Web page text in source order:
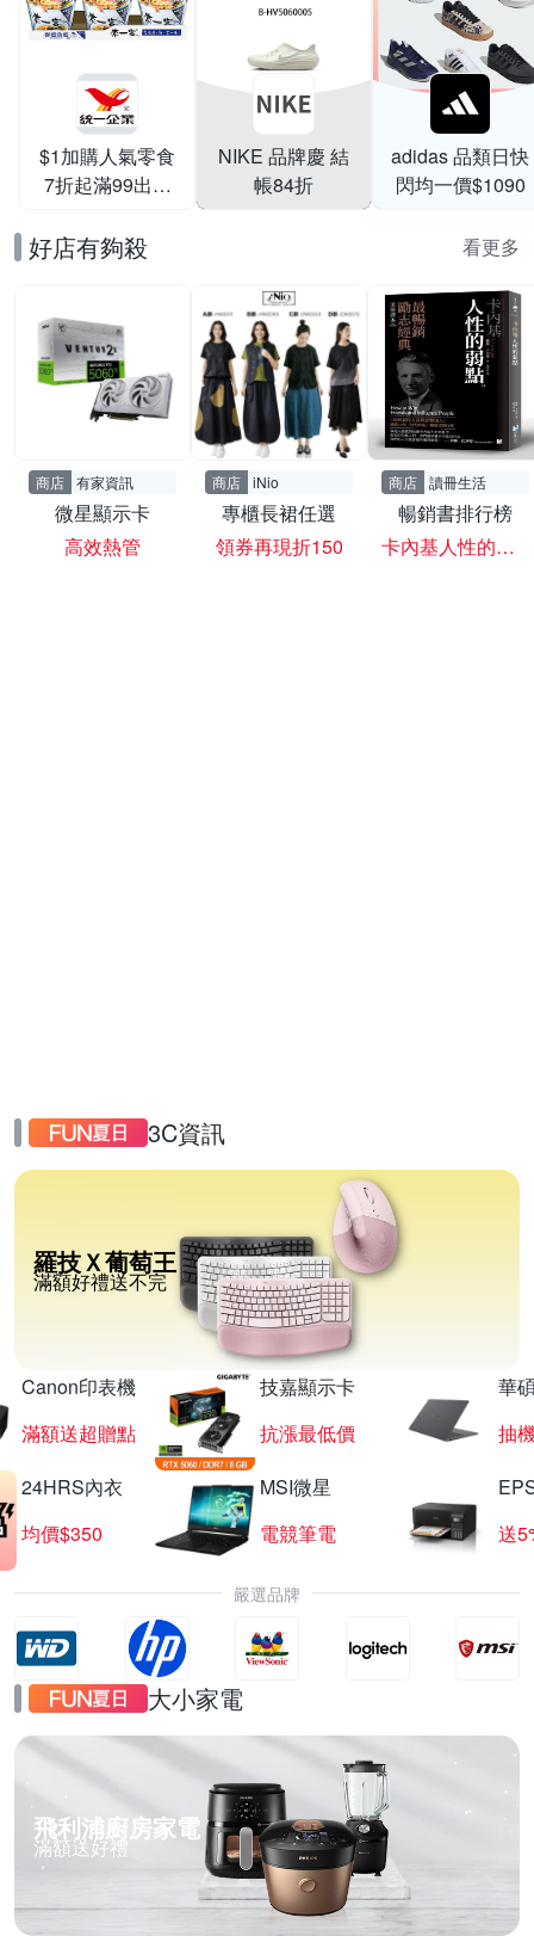
$1加購人氣零食
7折起滿99出貨
NIKE 品牌慶 結
帳84折
adidas 品類日快
閃均一價$1090
好店有夠殺 看更多
商店 有家資訊
微星顯示卡
高效熱管
商店 iNio
專櫃長裙任選
領券再現折150
商店 讀冊生活
暢銷書排行榜
卡內基人性的弱點
3C資訊
羅技Ｘ葡萄王
滿額好禮送不完
Canon印表機
滿額送超贈點
技嘉顯示卡
抗漲最低價
華
抽
24HRS內衣
均價$350
MSI微星
電競筆電
送
嚴選品牌
大小家電
飛利浦廚房家電
滿額送好禮